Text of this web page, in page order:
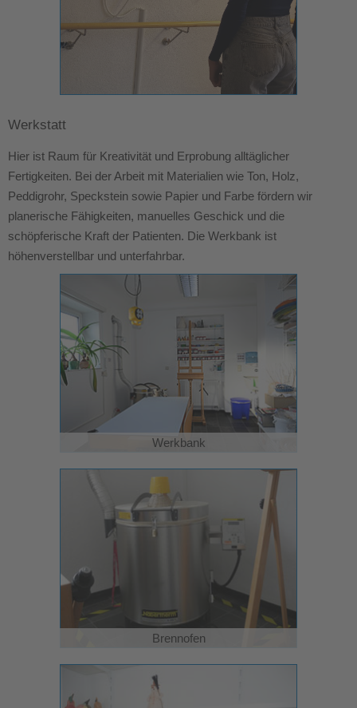
Werkstatt
Hier ist Raum für Kreativität und Erprobung alltäglicher
Fertigkeiten. Bei der Arbeit mit Materialien wie Ton, Holz,
Peddigrohr, Speckstein sowie Papier und Farbe fördern wir
planerische Fähigkeiten, manuelles Geschick und die
schöpferische Kraft der Patienten. Die Werkbank ist
höhenverstellbar und unterfahrbar.
Werkbank
Brennofen